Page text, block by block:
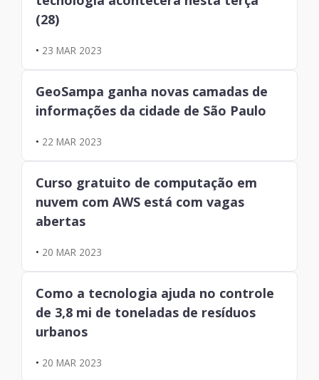
(28)
• 23 MAR 2023
GeoSampa ganha novas camadas de
informações da cidade de São Paulo
• 22 MAR 2023
Curso gratuito de computação em
nuvem com AWS está com vagas
abertas
• 20 MAR 2023
Como a tecnologia ajuda no controle
de 3,8 mi de toneladas de resíduos
urbanos
• 20 MAR 2023